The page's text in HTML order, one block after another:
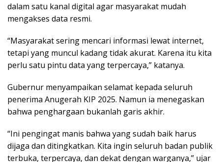
dalam satu kanal digital agar masyarakat mudah
mengakses data resmi.
“Masyarakat sering mencari informasi lewat internet,
tetapi yang muncul kadang tidak akurat. Karena itu kita
perlu satu pintu data yang terpercaya,” katanya.
Gubernur menyampaikan selamat kepada seluruh
penerima Anugerah KIP 2025. Namun ia menegaskan
bahwa penghargaan bukanlah garis akhir.
“Ini pengingat manis bahwa yang sudah baik harus
dijaga dan ditingkatkan. Kita ingin seluruh badan publik
terbuka, terpercaya, dan dekat dengan warganya,” ujar